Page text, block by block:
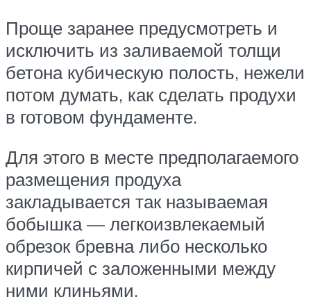
Проще заранее предусмотреть и
исключить из заливаемой толщи
бетона кубическую полость, нежели
потом думать, как сделать продухи
в готовом фундаменте.
Для этого в месте предполагаемого
размещения продуха
закладывается так называемая
бобышка — легкоизвлекаемый
обрезок бревна либо несколько
кирпичей с заложенными между
ними клиньями.